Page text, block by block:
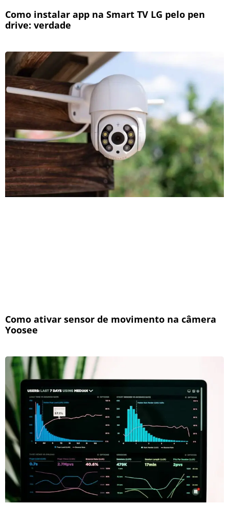
Como instalar app na Smart TV LG pelo pen
drive: verdade
Como ativar sensor de movimento na câmera
Yoosee